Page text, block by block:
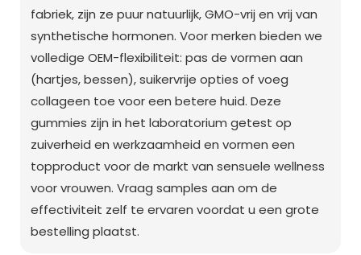
fabriek, zijn ze puur natuurlijk, GMO-vrij en vrij van
synthetische hormonen. Voor merken bieden we
volledige OEM-flexibiliteit: pas de vormen aan
(hartjes, bessen), suikervrije opties of voeg
collageen toe voor een betere huid. Deze
gummies zijn in het laboratorium getest op
zuiverheid en werkzaamheid en vormen een
topproduct voor de markt van sensuele wellness
voor vrouwen. Vraag samples aan om de
effectiviteit zelf te ervaren voordat u een grote
bestelling plaatst.